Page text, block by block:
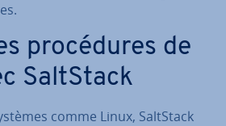
pro­cé­dures de
SaltStack
comme Linux, SaltStack